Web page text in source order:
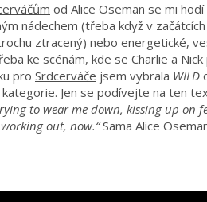
od Alice Oseman se mi
nádechem (třeba když v
ztracený) nebo energetické,
ke scénám, kde se Charlie a
pro Srdcerváče jsem vybrala WILD
Jen se podívejte na ten
to wear me down, kissing up on
out, now.“Sama Alice